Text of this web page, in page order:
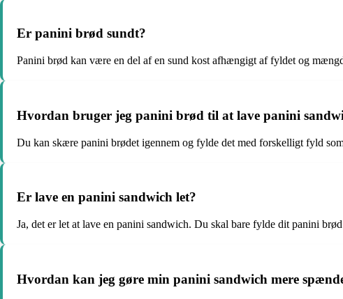
Er panini brød sundt?
Panini brød kan være en del af en sund kost afhængigt af fyldet og
Hvordan bruger jeg panini brød til at lave panini
Du kan skære panini brødet igennem og fylde det med forskelligt fyld
Er lave en panini sandwich let?
Ja, det er let at lave en panini sandwich. Du skal bare fylde dit panini
Hvordan kan jeg gøre min panini sandwich mere